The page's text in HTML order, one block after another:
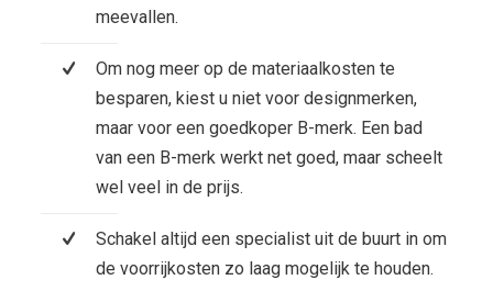
meevallen.
Om nog meer op de materiaalkosten te
besparen, kiest u niet voor designmerken,
maar voor een goedkoper B-merk. Een bad
van een B-merk werkt net goed, maar scheelt
wel veel in de prijs.
Schakel altijd een specialist uit de buurt in om
de voorrijkosten zo laag mogelijk te houden.